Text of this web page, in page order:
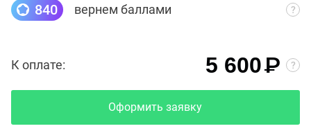
840 вернем баллами
К оплате: 5 600₽
Оформить заявку